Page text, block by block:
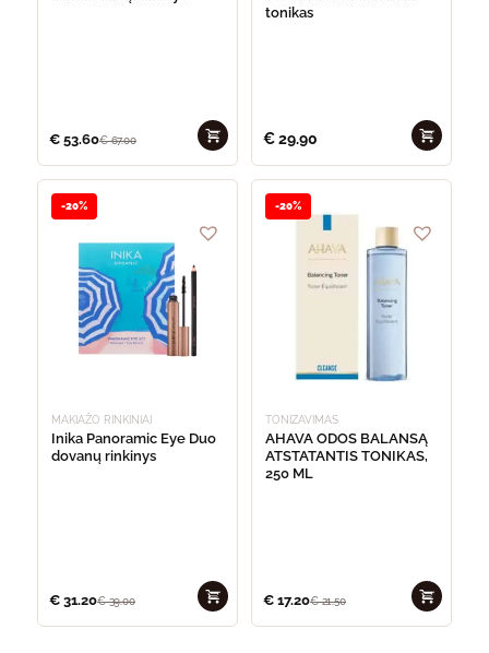
€ 53.60€67.00
tonikas
€29.90
-20%
MAKIAŽO RINKINIAI
Inika Panoramic Eye Duo
dovanų rinkinys
€ 31.20€39.00
-20%
TONIZAVIMAS
AHAVA ODOS BALANSĄ
ATSTATANTIS TONIKAS,
250 ML
€ 17.20€21.50